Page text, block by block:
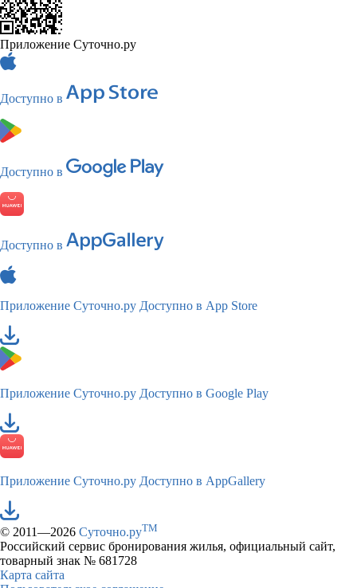
Приложение Суточно.ру
Доступно в
Доступно в
Доступно в
Приложение Суточно.ру Доступно в App Store
Приложение Суточно.ру Доступно в Google Play
Приложение Суточно.ру Доступно в AppGallery
© 2011—2026 Суточно.руTM
Российский сервис бронирования жилья, официальный сайт,
товарный знак № 681728
Карта сайта